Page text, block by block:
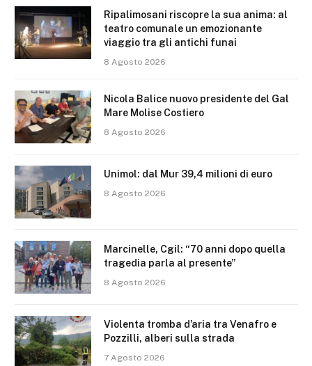
Ripalimosani riscopre la sua anima: al
teatro comunale un emozionante
viaggio tra gli antichi funai
8 Agosto 2026
Nicola Balice nuovo presidente del Gal
Mare Molise Costiero
8 Agosto 2026
Unimol: dal Mur 39,4 milioni di euro
8 Agosto 2026
Marcinelle, Cgil: “70 anni dopo quella
tragedia parla al presente”
8 Agosto 2026
Violenta tromba d’aria tra Venafro e
Pozzilli, alberi sulla strada
7 Agosto 2026